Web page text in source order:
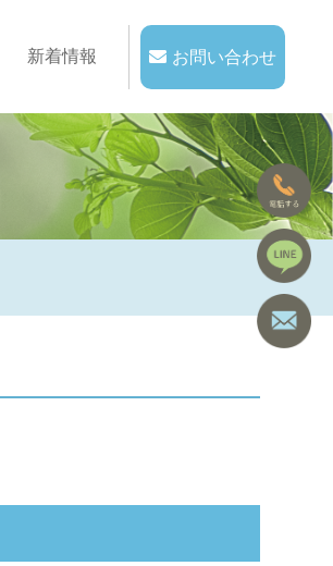
新着情報 お問い合わせ